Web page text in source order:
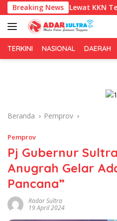
Langsung
ke
konten
Breaking News
KKN Tematik di Desa
TERKINI NASIONAL DAERAH
Beranda Pemprov
Pemprov
Pj Gubernur
Anugrah Gelar
Pancana”
Radar Sultra
19 April 2024